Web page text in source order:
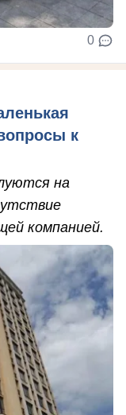
0
к
на
компанией.